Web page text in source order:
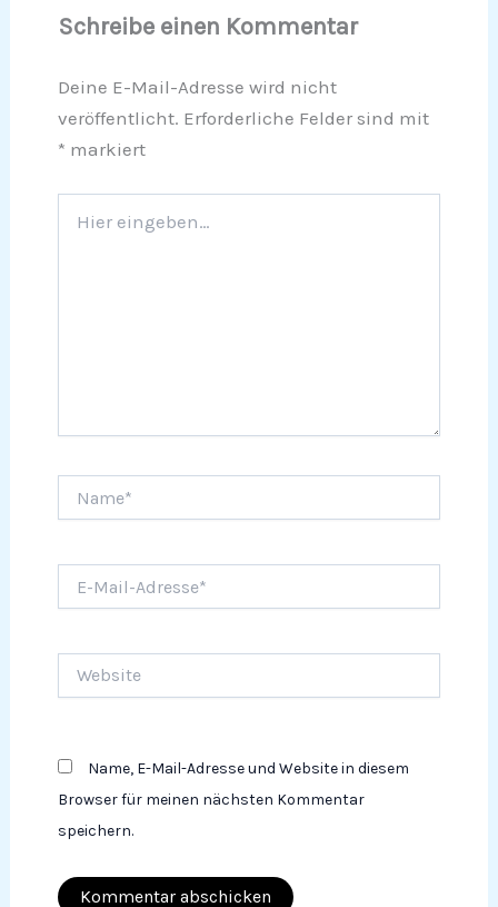
Schreibe einen Kommentar
Deine E-Mail-Adresse wird nicht
veröffentlicht. Erforderliche Felder sind mit
* markiert
eingeben…
Mail-
Name, E-Mail-Adresse und Website in diesem
Browser für meinen nächsten Kommentar
speichern.